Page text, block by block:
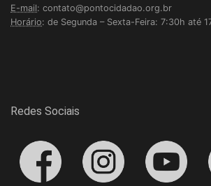
E-mail: contato@pontocidadao.org.br
Horário: de Segunda – Sexta-Feira: 7:30h até
Redes Sociais